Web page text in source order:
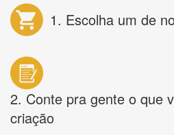
1. Escolha um de
2. Conte pra gente o que
criação